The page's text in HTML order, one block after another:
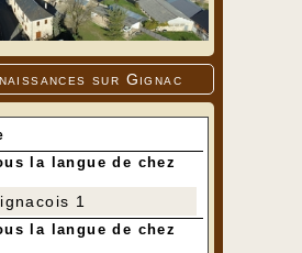
sur Gignac
la langue de chez
1
la langue de chez